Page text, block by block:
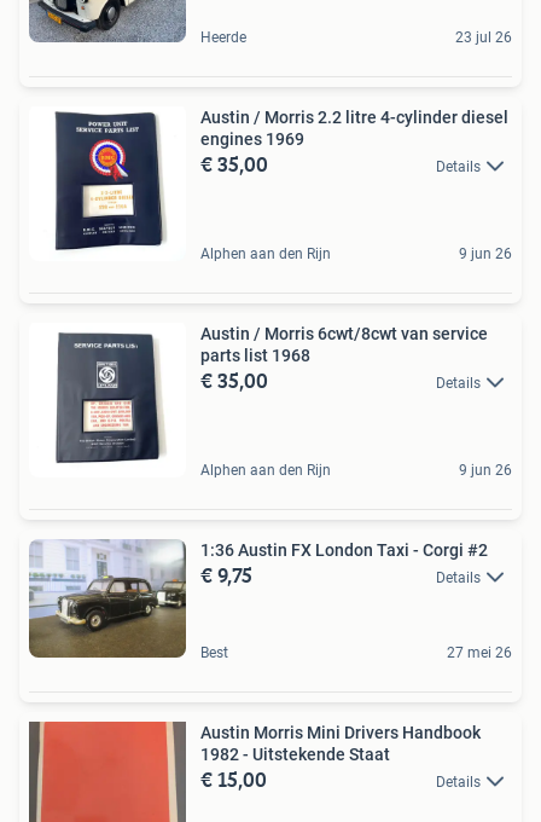
Heerde 23 jul 26
Austin / Morris 2.2 litre 4-cylinder diesel
engines 1969
€ 35,00 Details
Alphen aan den Rijn 9 jun 26
Austin / Morris 6cwt/8cwt van service
parts list 1968
€ 35,00 Details
Alphen aan den Rijn 9 jun 26
1:36 Austin FX London Taxi - Corgi #2
€ 9,75 Details
Best 27 mei 26
Austin Morris Mini Drivers Handbook
1982 - Uitstekende Staat
€ 15,00 Details